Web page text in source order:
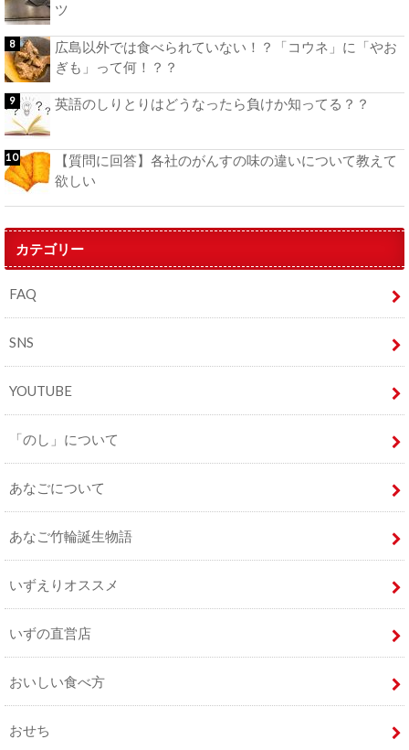
ツ
広島以外では食べられていない！？「コウネ」に「やお
ぎも」って何！？？
英語のしりとりはどうなったら負けか知ってる？？
【質問に回答】各社のがんすの味の違いについて教えて
欲しい
カテゴリー
FAQ
SNS
YOUTUBE
「のし」について
あなごについて
あなご竹輪誕生物語
いずえりオススメ
いずの直営店
おいしい食べ方
おせち